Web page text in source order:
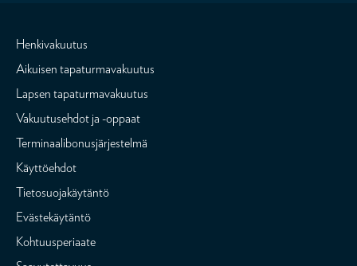
Henkivakuutus
Aikuisen tapaturmavakuutus
Lapsen tapaturmavakuutus
Vakuutusehdot ja -oppaat
Terminaalibonusjärjestelmä
Käyttöehdot
Tietosuojakäytäntö
Evästekäytäntö
Kohtuusperiaate